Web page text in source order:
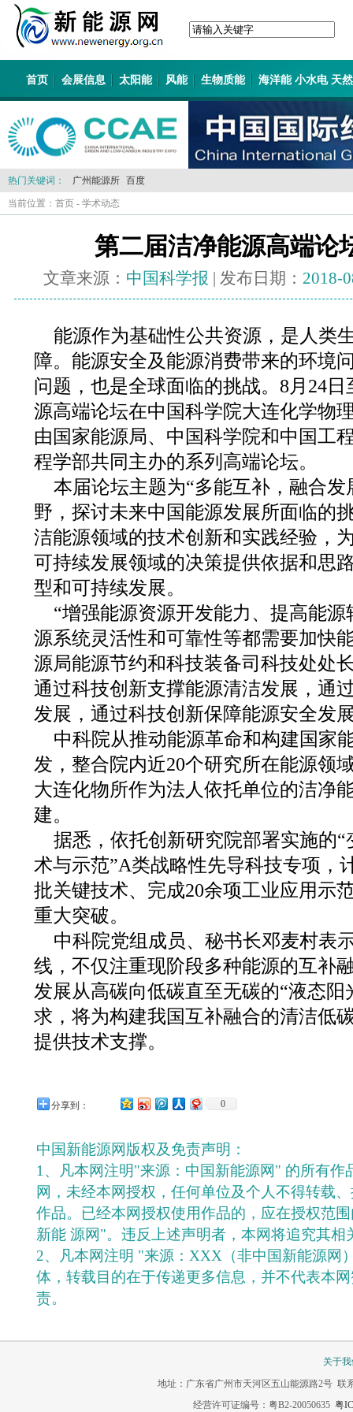
首页 会展信息 太阳能 风能 生物质能 海洋能 小水电 天
热门关键词： 广州能源所 百度
当前位置： 首页 - 学术动态
第二届洁净能源高端论
文章来源： 中国科学报 | 发布日期： 2018-
能源作为基础性公共资源，是人类
障。能源安全及能源消费带来的环境
问题，也是全球面临的挑战。8月24
源高端论坛在中国科学院大连化学物
由国家能源局、中国科学院和中国工
程学部共同主办的系列高端论坛。
本届论坛主题为“多能互补，融合
野，探讨未来中国能源发展所面临的
洁能源领域的技术创新和实践经验，
可持续发展领域的决策提供依据和思
型和可持续发展。
“增强能源资源开发能力、提高能
源系统灵活性和可靠性等都需要加快
源局能源节约和科技装备司科技处处
通过科技创新支撑能源清洁发展，通
发展，通过科技创新保障能源安全发
中科院从推动能源革命和构建国家
发，整合院内近20个研究所在能源领
大连化物所作为法人依托单位的洁净
建。
据悉，依托创新研究院部署实施的
术与示范”A类战略性先导科技专项，
批关键技术、完成20余项工业应用示
重大突破。
中科院党组成员、秘书长邓麦村表
线，不仅注重现阶段多种能源的互补
发展从高碳向低碳直至无碳的“液态
求，将为构建我国互补融合的清洁低
提供技术支撑。
分享到： 0
中国新能源网版权及免责声明：
1、凡本网注明"来源：中国新能源网" 的所有作
网，未经本网授权，任何单位及个人不得转载
作品。已经本网授权使用作品的，应在授权范
新能 源网"。违反上述声明者，本网将追究其相
2、凡本网注明 "来源：XXX（非中国新能源网
体，转载目的在于传递更多信息，并不代表本
责。
关于
地址：广东省广州市天河区五山能源路2号 联
经营许可证编号：粤B2-20050635 粤